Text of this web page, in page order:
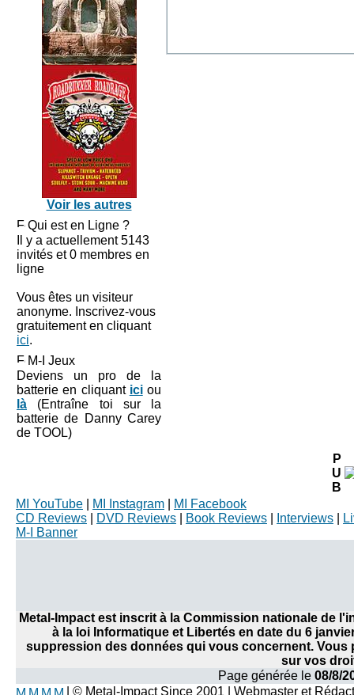
Voir les autres
Qui est en Ligne ?
Il y a actuellement 5143
invités et 0 membres en
ligne
Vous êtes un visiteur
anonyme. Inscrivez-vous
gratuitement en cliquant
ici.
M-I Jeux
Deviens un pro de la
batterie en cliquant iciou
là (Entraîne toi sur la
batterie de Danny Carey
de TOOL)
P
U
B
MI YouTube
MI Instagram
MI Facebook
CD Reviews
DVD Reviews Book Reviews Interviews
M-I Banner
Metal-Impact est inscrit à la Commission nationale de
à la loi Informatique et Libertés en date du 6
suppression des données qui vous concernent.
sur vos
Page générée le 08/8/
| © Metal-Impact Since 2001 | Webmaster et